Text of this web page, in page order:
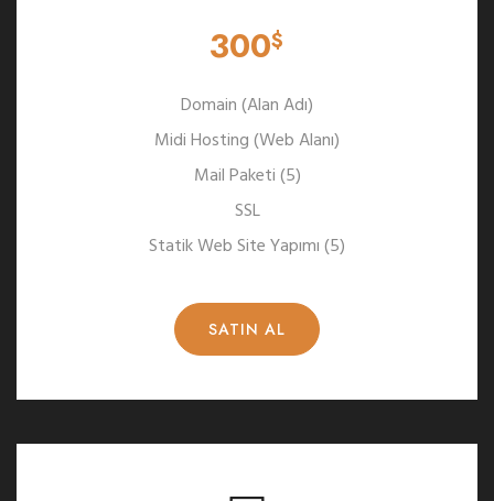
300$
Domain (Alan Adı)
Midi Hosting (Web Alanı)
Mail Paketi (5)
SSL
Statik Web Site Yapımı (5)
SATIN AL